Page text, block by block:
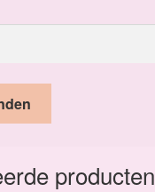
producten